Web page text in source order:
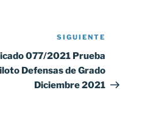
SIGUIENTE
077/2021 Prueba
Defensas de Grado
Diciembre 2021